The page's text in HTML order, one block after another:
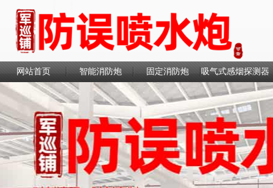
网站首页 智能消防炮 固定消防炮 吸气式感烟探测器
联系我们